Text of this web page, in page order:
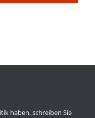
haben, schreiben Sie